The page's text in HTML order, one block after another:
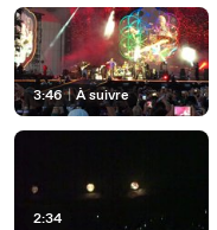
3:46 | À suivre
2:34